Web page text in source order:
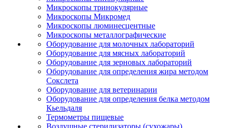
Микроскопы тринокулярные
Микроскопы Микромед
Микроскопы люминесцентные
Микроскопы металлографические
Оборудование для молочных лабораторий
Оборудование для мясных лабораторий
Оборудование для зерновых лабораторий
Оборудование для определения жира методом
Сокслета
Оборудование для ветеринарии
Оборудование для определения белка методом
Кьельдаля
Термометры пищевые
Воздушные стерилизаторы (сухожары)